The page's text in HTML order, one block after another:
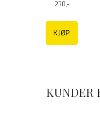
230,-
KJØP
KUNDER